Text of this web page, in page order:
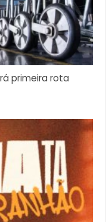
primeira rota